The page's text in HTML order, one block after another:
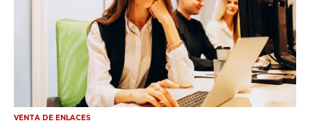
VENTA DE ENLACES